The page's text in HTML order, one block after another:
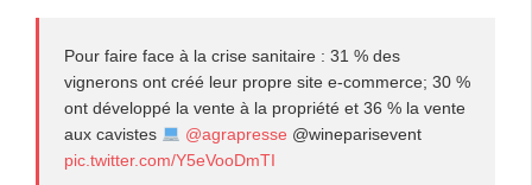
Pour faire face à la crise sanitaire : 31 % des
vignerons ont créé leur propre site e-commerce; 30 %
ont développé la vente à la propriété et 36 % la vente
aux cavistes
@agrapresse @wineparisevent
pic.twitter.com/Y5eVooDmTI